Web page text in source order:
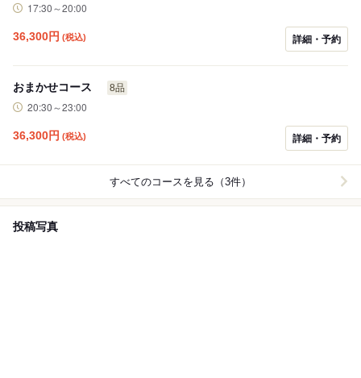
17:30～20:00
36,300円 (税込) 詳細・予約
おまかせコース 8品
20:30～23:00
36,300円 (税込) 詳細・予約
すべてのコースを見る（3件）
投稿写真